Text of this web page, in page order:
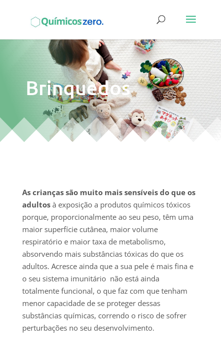
Brinquedos
As crianças são muito mais sensíveis do que os
adultosà exposição a produtos químicos tóxicos
porque, proporcionalmente ao seu peso, têm uma
maior superfície cutânea, maior volume
respiratório e maior taxa de metabolismo,
absorvendo mais substâncias tóxicas do que os
adultos. Acresce ainda que a sua pele é mais fina e
o seu sistema imunitário não está ainda
totalmente funcional, o que faz com que tenham
menor capacidade de se proteger dessas
substâncias químicas, correndo o risco de sofrer
perturbações no seu desenvolvimento.